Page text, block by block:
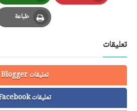
Pinterest
Whatsapp
طباعة
Print
تعليقات
تعليقات Blogger
تعليقات Facebook